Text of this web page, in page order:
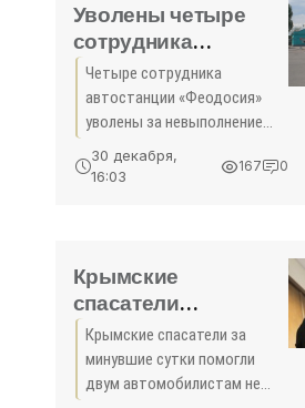
военной
Уволены четыре
сотрудника
автостанции
«Феодосия» -
«Феодосия»
Четыре сотрудника
автостанции «Феодосия»
уволены за невыполнение
обязанностей, ещё по трём
службе предприятия
30 декабря,
16:03
167 0
Крымские
спасатели
вызволили из
снежного плена
беременную
Крымские спасатели за
минувшие сутки помогли
двум автомобилистам не